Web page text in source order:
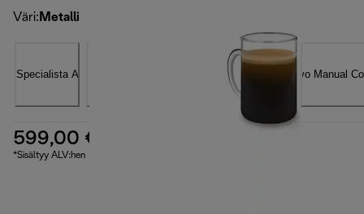
Väri: Metalli
599,00 €
*Sisältyy ALV:hen